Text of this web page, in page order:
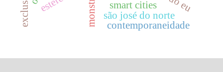
smart cities
são josé do norte
exclusão contemporaneidade